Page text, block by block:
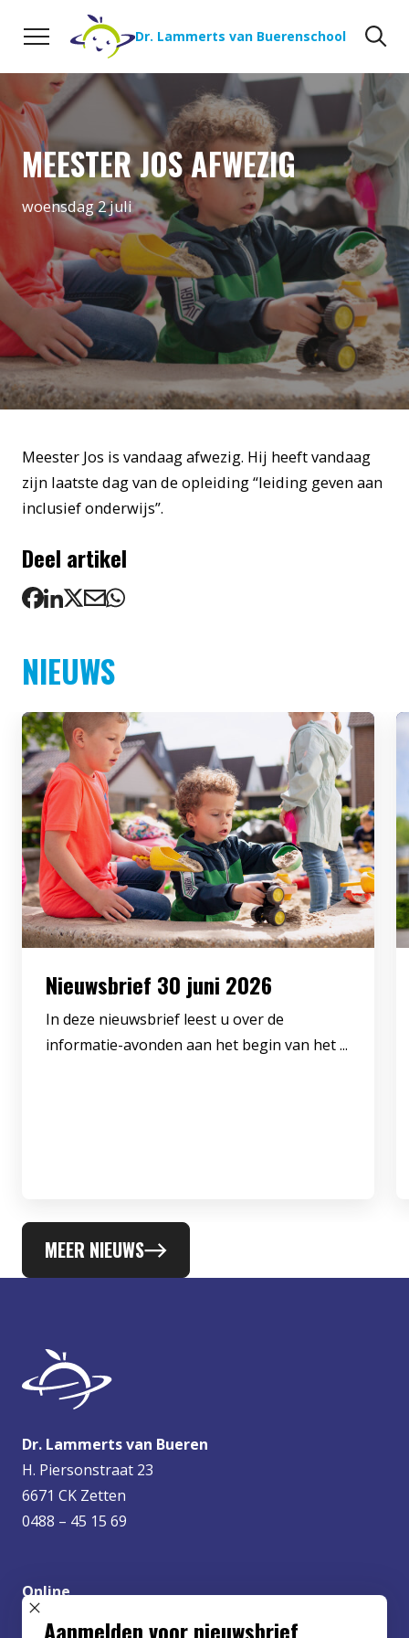
Naar de inhoud
Dr. Lammerts van Buerenschool
MEESTER JOS AFWEZIG
woensdag 2 juli
Meester Jos is vandaag afwezig. Hij heeft vandaag
zijn laatste dag van de opleiding “leiding geven aan
inclusief onderwijs”.
Deel artikel
NIEUWS
Nieuwsbrief 30 juni 2026
In deze nieuwsbrief leest u over de
informatie-avonden aan het begin van het ...
MEER NIEUWS
Dr. Lammerts van Bueren
H. Piersonstraat 23
6671 CK Zetten
0488 – 45 15 69
Online
info@lvbueren.nl
SLUIT POPUP
Aanmelden voor nieuwsbrief